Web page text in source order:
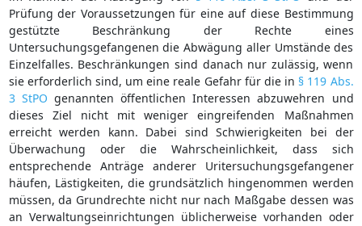
Prüfung der Voraussetzungen für eine auf diese Bestimmung
gestützte Beschränkung der Rechte eines
Untersuchungsgefangenen die Abwägung aller Umstände des
Einzelfalles. Beschränkungen sind danach nur zulässig, wenn
sie erforderlich sind, um eine reale Gefahr für die in § 119 Abs.
3 StPO genannten öffentlichen Interessen abzuwehren und
dieses Ziel nicht mit weniger eingreifenden Maßnahmen
erreicht werden kann. Dabei sind Schwierigkeiten bei der
Überwachung oder die Wahrscheinlichkeit, dass sich
entsprechende Anträge anderer Uritersuchungsgefangener
häufen, Lästigkeiten, die grundsätzlich hingenommen werden
müssen, da Grundrechte nicht nur nach Maßgabe dessen was
an Verwaltungseinrichtungen üblicherweise vorhanden oder